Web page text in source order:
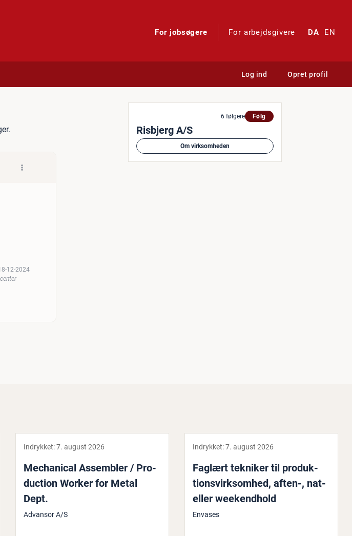
For jobsøgere For arbejdsgivere DA EN
Log ind Opret profil
Er det dig?
12-2024
6 følgere Følg
Risbjerg A/S
Om virksomheden
Indrykket:7. august 2026
Me­cha­ni­cal Assembler / Pro­
duction Worker for Metal
Dept.
Advansor A/S
Indrykket:7. august 2026
Faglært tekniker til pro­duk­
tions­virk­som­hed, aften-, nat-
eller we­e­kend­hold
Envases